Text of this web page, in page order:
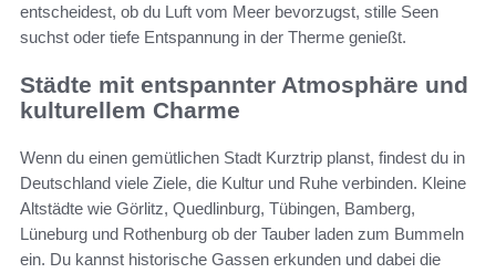
entscheidest, ob du Luft vom Meer bevorzugst, stille Seen
suchst oder tiefe Entspannung in der Therme genießt.
Städte mit entspannter Atmosphäre und
kulturellem Charme
Wenn du einen gemütlichen Stadt Kurztrip planst, findest du in
Deutschland viele Ziele, die Kultur und Ruhe verbinden. Kleine
Altstädte wie Görlitz, Quedlinburg, Tübingen, Bamberg,
Lüneburg und Rothenburg ob der Tauber laden zum Bummeln
ein. Du kannst historische Gassen erkunden und dabei die